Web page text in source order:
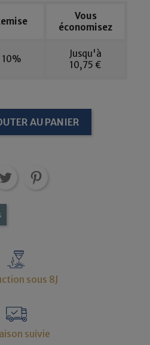
Vous
économisez
10%
Jusqu'à
10,75 €
AU PANIER
sous 8J
suivie